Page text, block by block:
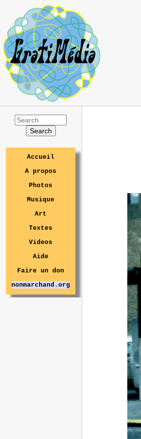
Accueil
A propos
Photos
Musique
Art
Textes
Videos
Aide
Faire un don
nonmarchand.org